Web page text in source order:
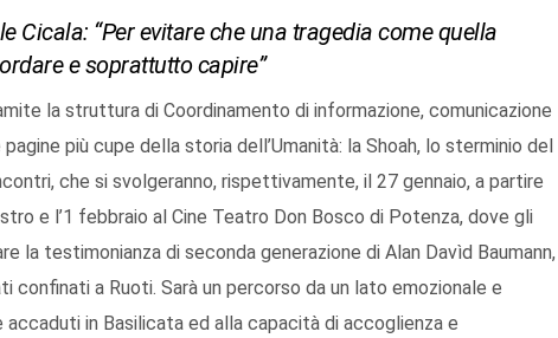
Cicala: “Per evitare che una tragedia come quella
e soprattutto capire”
la struttura di Coordinamento di informazione, comunicazione
più cupe della storia dell’Umanità: la Shoah, lo sterminio del
che si svolgeranno, rispettivamente, il 27 gennaio, a partire
e l’1 febbraio al Cine Teatro Don Bosco di Potenza, dove gli
la testimonianza di seconda generazione di Alan Davìd Baumann,
confinati a Ruoti. Sarà un percorso da un lato emozionale e
in Basilicata ed alla capacità di accoglienza e